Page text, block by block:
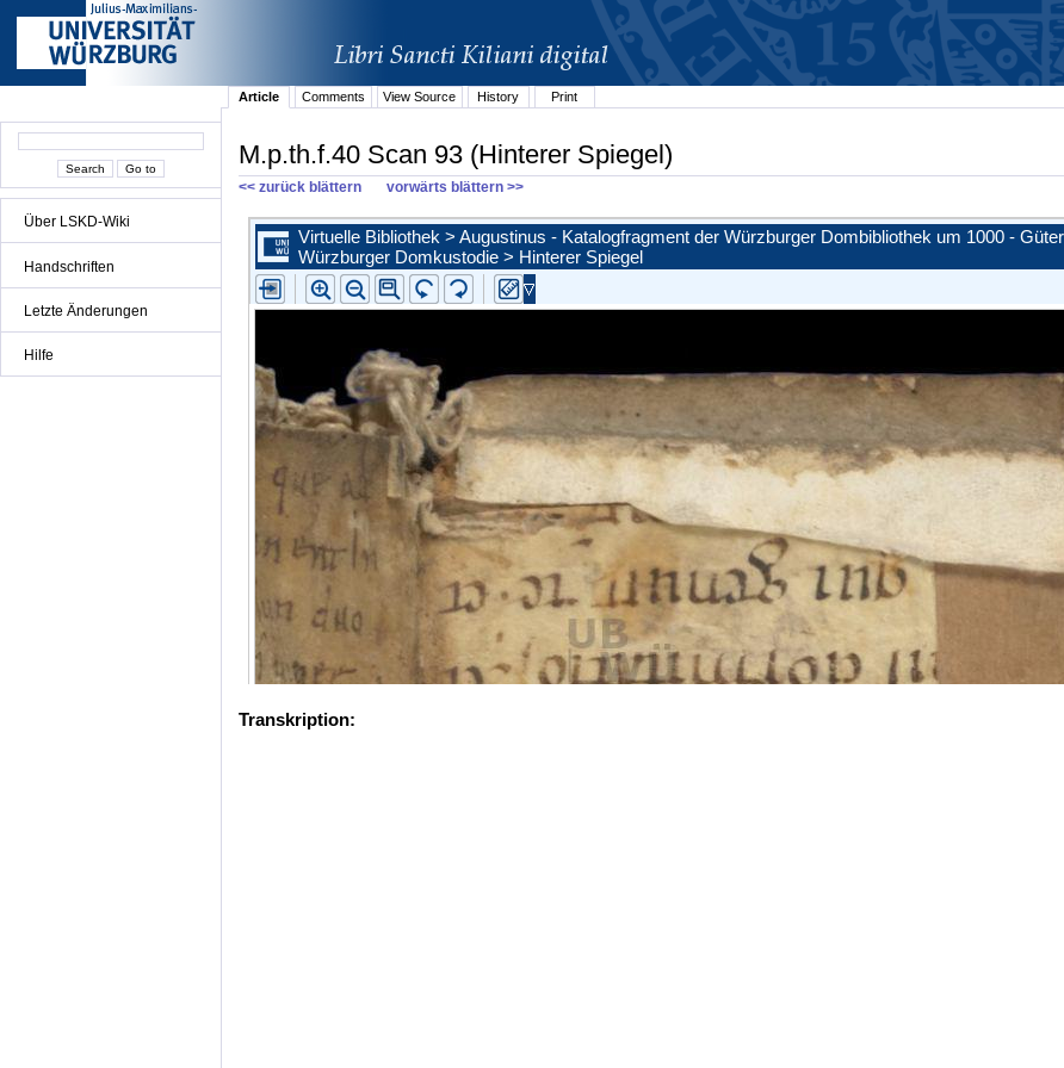
Über LSKD-Wiki
Handschriften
Letzte Änderungen
Hilfe
Article
Comments View Source History Print
M.p.th.f.40 Scan 93 (Hinterer Spiegel)
<< zurück blättern vorwärts blättern >>
Transkription: